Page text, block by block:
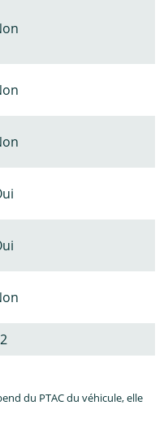
du PTAC du véhicule, elle